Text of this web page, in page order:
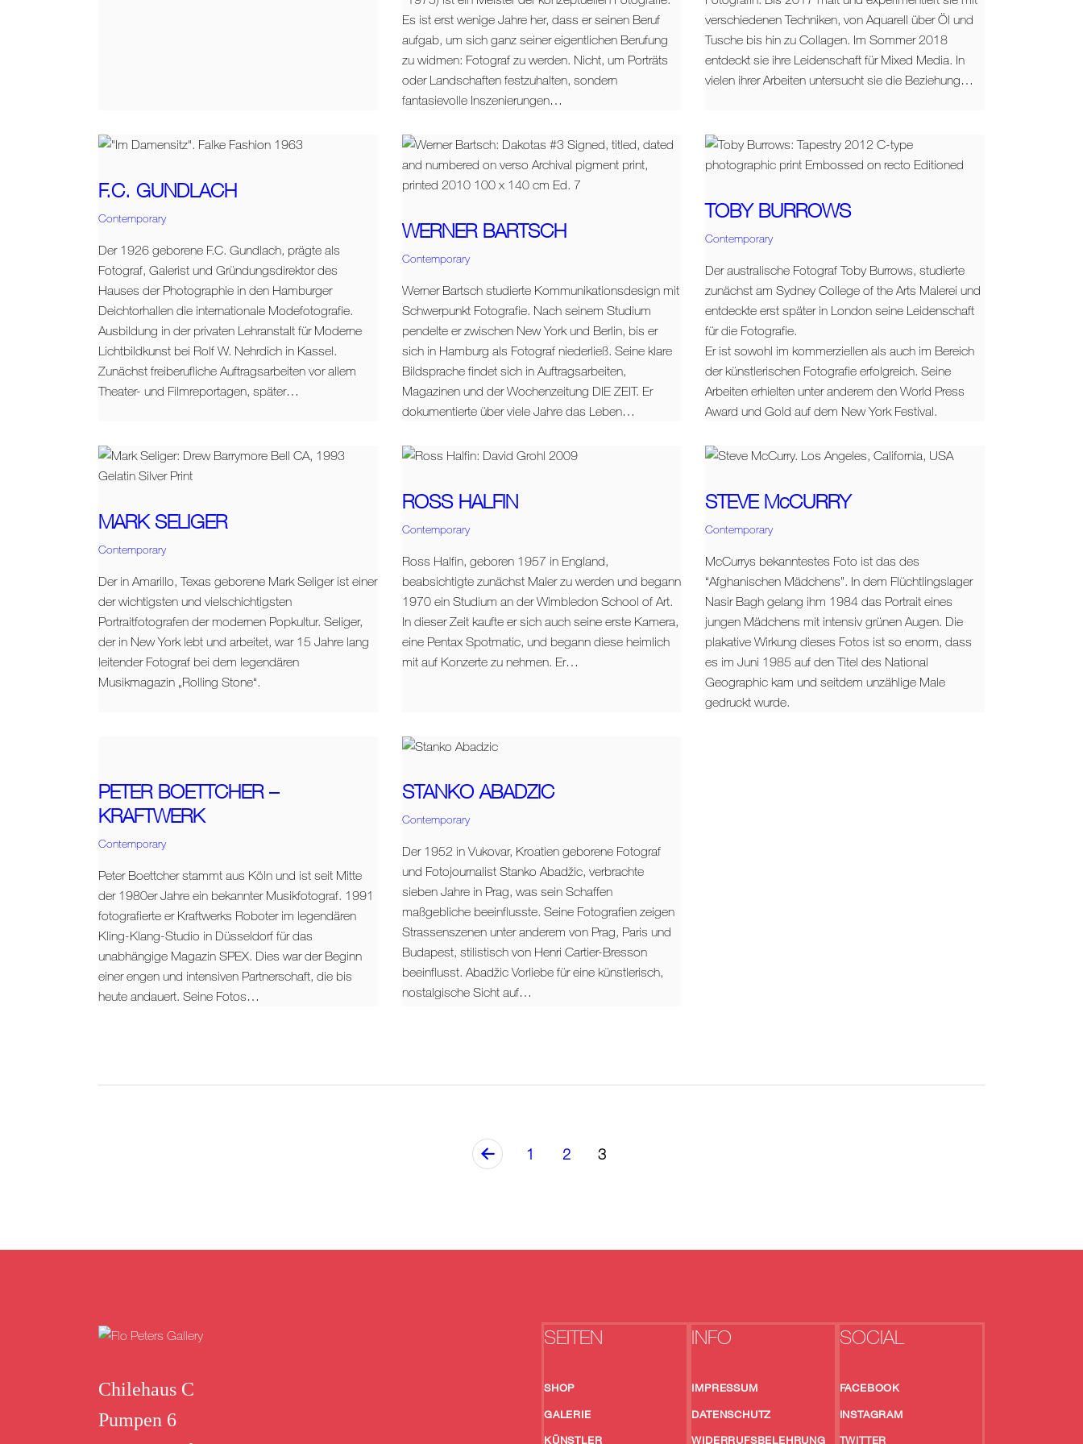
Es ist erst wenige Jahre her, dass er seinen Beruf
aufgab, um sich ganz seiner eigentlichen Berufung
zu widmen: Fotograf zu werden. Nicht, um Porträts
oder Landschaften festzuhalten, sondern
fantasievolle Inszenierungen…
verschiedenen Techniken, von Aquarell über Öl und
Tusche bis hin zu Collagen. Im Sommer 2018
entdeckt sie ihre Leidenschaft für Mixed Media. In
vielen ihrer Arbeiten untersucht sie die Beziehung…
F.C. GUNDLACH
Contemporary
Der 1926 geborene F.C. Gundlach, prägte als
Fotograf, Galerist und Gründungsdirektor des
Hauses der Photographie in den Hamburger
Deichtorhallen die internationale Modefotografie.
Ausbildung in der privaten Lehranstalt für Moderne
Lichtbildkunst bei Rolf W. Nehrdich in Kassel.
Zunächst freiberufliche Auftragsarbeiten vor allem
Theater- und Filmreportagen, später…
WERNER BARTSCH
Contemporary
Werner Bartsch studierte Kommunikationsdesign mit
Schwerpunkt Fotografie. Nach seinem Studium
pendelte er zwischen New York und Berlin, bis er
sich in Hamburg als Fotograf niederließ. Seine klare
Bildsprache findet sich in Auftragsarbeiten,
Magazinen und der Wochenzeitung DIE ZEIT. Er
dokumentierte über viele Jahre das Leben…
TOBY BURROWS
Contemporary
Der australische Fotograf Toby Burrows, studierte
zunächst am Sydney College of the Arts Malerei und
entdeckte erst später in London seine Leidenschaft
für die Fotografie.
Er ist sowohl im kommerziellen als auch im Bereich
der künstlerischen Fotografie erfolgreich. Seine
Arbeiten erhielten unter anderem den World Press
Award und Gold auf dem New York Festival.
MARK SELIGER
Contemporary
Der in Amarillo, Texas geborene Mark Seliger ist einer
der wichtigsten und vielschichtigsten
Portraitfotografen der modernen Popkultur. Seliger,
der in New York lebt und arbeitet, war 15 Jahre lang
leitender Fotograf bei dem legendären
Musikmagazin „Rolling Stone“.
ROSS HALFIN
Contemporary
Ross Halfin, geboren 1957 in England,
beabsichtigte zunächst Maler zu werden und begann
1970 ein Studium an der Wimbledon School of Art.
In dieser Zeit kaufte er sich auch seine erste Kamera,
eine Pentax Spotmatic, und begann diese heimlich
mit auf Konzerte zu nehmen. Er…
STEVE McCURRY
Contemporary
McCurrys bekanntestes Foto ist das des
“Afghanischen Mädchens”. In dem Flüchtlingslager
Nasir Bagh gelang ihm 1984 das Portrait eines
jungen Mädchens mit intensiv grünen Augen. Die
plakative Wirkung dieses Fotos ist so enorm, dass
es im Juni 1985 auf den Titel des National
Geographic kam und seitdem unzählige Male
gedruckt wurde.
PETER BOETTCHER –
KRAFTWERK
Contemporary
Peter Boettcher stammt aus Köln und ist seit Mitte
der 1980er Jahre ein bekannter Musikfotograf. 1991
fotografierte er Kraftwerks Roboter im legendären
Kling-Klang-Studio in Düsseldorf für das
unabhängige Magazin SPEX. Dies war der Beginn
einer engen und intensiven Partnerschaft, die bis
heute andauert. Seine Fotos…
STANKO ABADZIC
Contemporary
Der 1952 in Vukovar, Kroatien geborene Fotograf
und Fotojournalist Stanko Abadžic, verbrachte
sieben Jahre in Prag, was sein Schaffen
maßgebliche beeinflusste. Seine Fotografien zeigen
Strassenszenen unter anderem von Prag, Paris und
Budapest, stilistisch von Henri Cartier-Bresson
beeinflusst. Abadžic Vorliebe für eine künstlerisch,
nostalgische Sicht auf…
1 2 3
Chilehaus C
Pumpen 6
SEITEN
SHOP
GALERIE
KÜNSTLER
INFO
IMPRESSUM
DATENSCHUTZ
WIDERRUFSBELEHRUNG
SOCIAL
FACEBOOK
INSTAGRAM
TWITTER